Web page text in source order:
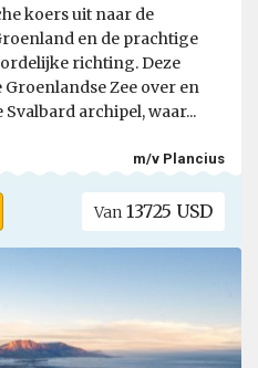
koers uit naar de
en de prachtige
richting. Deze
Zee over en
archipel, waar...
m/v Plancius
Van 13725 USD